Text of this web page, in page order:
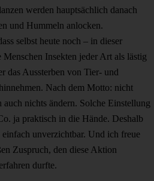
werden hauptsächlich danach
und Hummeln anlocken.
selbst heute noch – in dieser
Insekten jeder Art als lästig
das Aussterben von Tier- und
Nach dem Motto: nicht
auch nichts ändern. Solche Einstellung
ja praktisch in die Hände. Deshalb
unverzichtbar. Und ich freue
Zuspruch, den diese Aktion
durfte.